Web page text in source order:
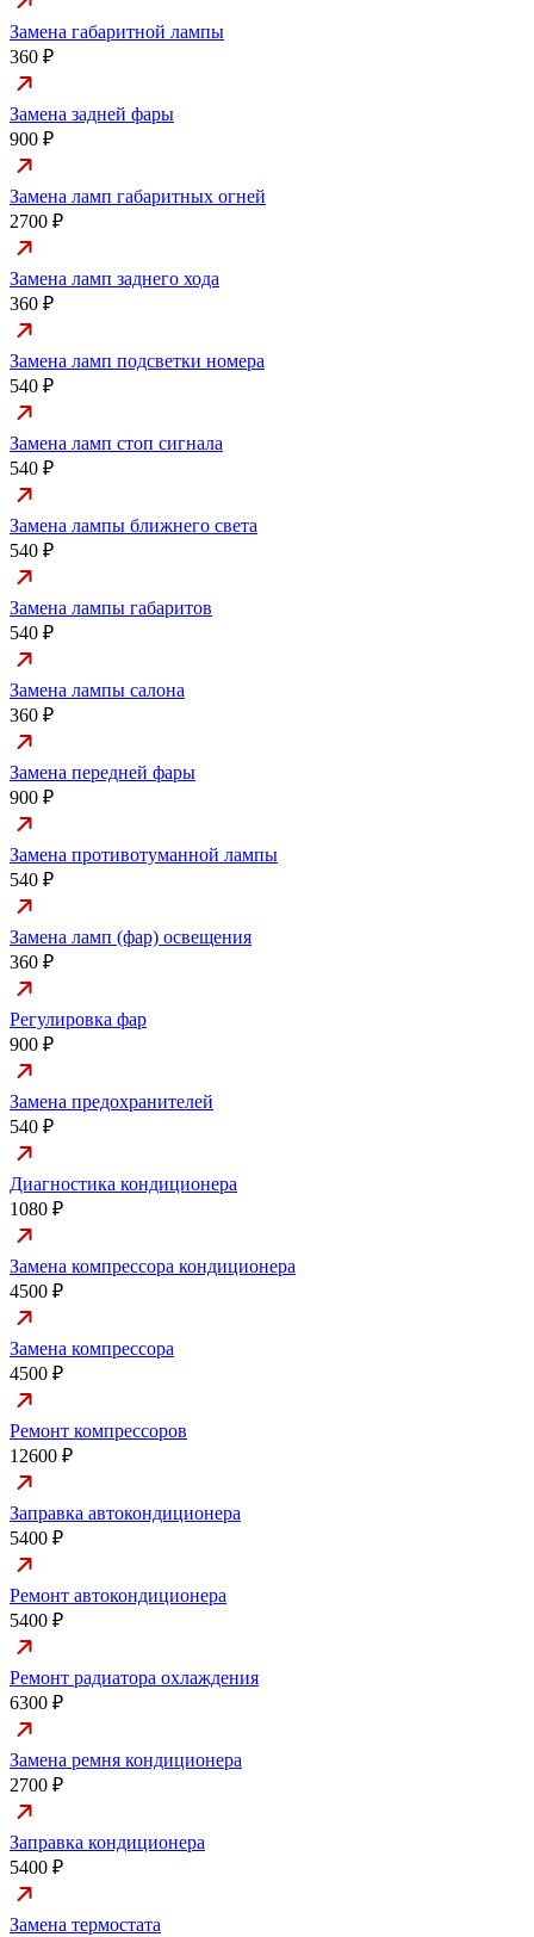
Замена габаритной лампы
360 ₽
Замена задней фары
900 ₽
Замена ламп габаритных огней
2700 ₽
Замена ламп заднего хода
360 ₽
Замена ламп подсветки номера
540 ₽
Замена ламп стоп сигнала
540 ₽
Замена лампы ближнего света
540 ₽
Замена лампы габаритов
540 ₽
Замена лампы салона
360 ₽
Замена передней фары
900 ₽
Замена противотуманной лампы
540 ₽
Замена ламп (фар) освещения
360 ₽
Регулировка фар
900 ₽
Замена предохранителей
540 ₽
Диагностика кондиционера
1080 ₽
Замена компрессора кондиционера
4500 ₽
Замена компрессора
4500 ₽
Ремонт компрессоров
12600 ₽
Заправка автокондиционера
5400 ₽
Ремонт автокондиционера
5400 ₽
Ремонт радиатора охлаждения
6300 ₽
Замена ремня кондиционера
2700 ₽
Заправка кондиционера
5400 ₽
Замена термостата